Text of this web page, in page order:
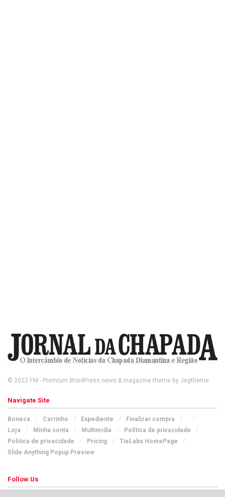
© 2022 FM - Premium WordPress news & magazine theme by Jegtheme.
Navigate Site
Boneca Carrinho Expediente
Finalizar compra
Loja
Minha conta Multimídia
Política de privacidade
Política de privacidade
Pricing
TieLabs HomePage
Slide Anything Popup Preview
Follow Us